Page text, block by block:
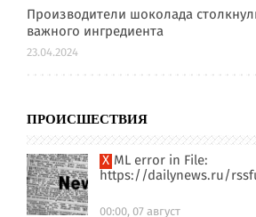
Производители шоколада
важного ингредиента
23.04.2024
ПРОИСШЕСТВИЯ
XML error in File:
https://dailynews.ru/
00:00, 07 август